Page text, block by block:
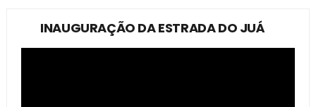
INAUGURAÇÃO DA ESTRADA DO JUÁ